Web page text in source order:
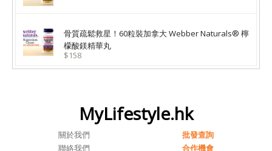
骨質疏鬆救星！60粒裝加拿大 Webber Naturals® 檸
檬酸鎂精華丸
$158
MyLifestyle.hk
關於我們
批發查詢
聯絡我們
合作機會